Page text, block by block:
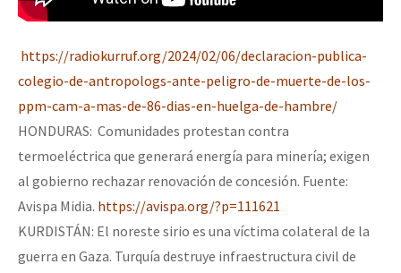
https://radiokurruf.org/2024/02/06/declaracion-publica-
colegio-de-antropologs-ante-peligro-de-muerte-de-los-
ppm-cam-a-mas-de-86-dias-en-huelga-de-hambre/
HONDURAS: Comunidades protestan contra
termoeléctrica que generará energía para minería; exigen
al gobierno rechazar renovación de concesión. Fuente:
Avispa Midia. https://avispa.org/?p=111621
KURDISTÁN: El noreste sirio es una víctima colateral de la
guerra en Gaza. Turquía destruye infraestructura civil de